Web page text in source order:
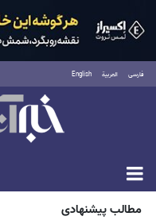
فارسی العربية English
شنبه ۱۷ مرداد ۱۴۰۵
مطالب پیشنهادی